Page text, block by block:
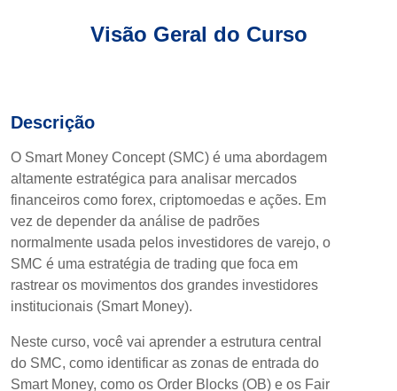
Visão Geral do Curso
Descrição
O Smart Money Concept (SMC) é uma abordagem
altamente estratégica para analisar mercados
financeiros como forex, criptomoedas e ações. Em
vez de depender da análise de padrões
normalmente usada pelos investidores de varejo, o
SMC é uma estratégia de trading que foca em
rastrear os movimentos dos grandes investidores
institucionais (Smart Money).
Neste curso, você vai aprender a estrutura central
do SMC, como identificar as zonas de entrada do
Smart Money, como os Order Blocks (OB) e os Fair